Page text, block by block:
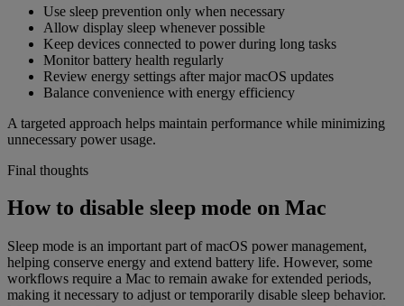
Use sleep prevention only when necessary
Allow display sleep whenever possible
Keep devices connected to power during long tasks
Monitor battery health regularly
Review energy settings after major macOS updates
Balance convenience with energy efficiency
A targeted approach helps maintain performance while minimizing
unnecessary power usage.
Final thoughts
How to disable sleep mode on Mac
Sleep mode is an important part of macOS power management,
helping conserve energy and extend battery life. However, some
workflows require a Mac to remain awake for extended periods,
making it necessary to adjust or temporarily disable sleep behavior.